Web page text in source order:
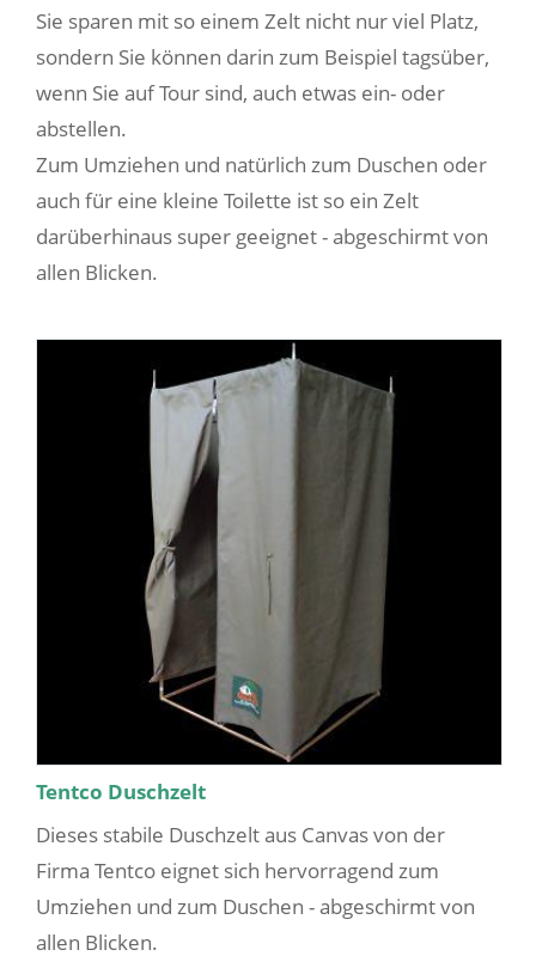
Sie sparen mit so einem Zelt nicht nur viel Platz,
sondern Sie können darin zum Beispiel tagsüber,
wenn Sie auf Tour sind, auch etwas ein- oder
abstellen.
Zum Umziehen und natürlich zum Duschen oder
auch für eine kleine Toilette ist so ein Zelt
darüberhinaus super geeignet - abgeschirmt von
allen Blicken.
Tentco Duschzelt
Dieses stabile Duschzelt aus Canvas von der
Firma Tentco eignet sich hervorragend zum
Umziehen und zum Duschen - abgeschirmt von
allen Blicken.